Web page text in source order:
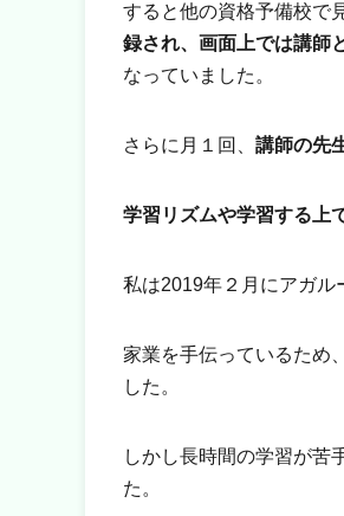
すると他の資格予備校で
録され、画面上では講師
なっていました。
さらに月１回、 講師の先
学習リズムや学習する上
私は2019年２月にアガル
家業を手伝っているため
した。
しかし長時間の学習が苦
た。